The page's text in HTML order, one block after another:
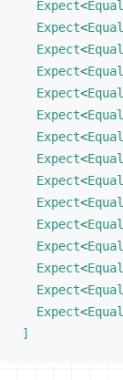
Expect<Equal
Expect<Equal
Expect<Equal
Expect<Equal
Expect<Equal
Expect<Equal
Expect<Equal
Expect<Equal
Expect<Equal
Expect<Equal
Expect<Equal
Expect<Equal
Expect<Equal
Expect<Equal
Expect<Equal
]